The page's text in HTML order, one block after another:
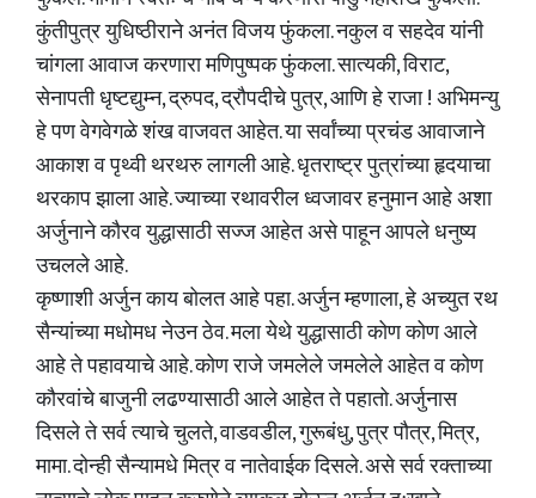
कुंतीपुत्र युधिष्ठीराने अनंत विजय फुंकला. नकुल व सहदेव यांनी
चांगला आवाज करणारा मणिपुष्पक फुंकला. सात्यकी, विराट,
सेनापती धृष्टद्युम्न, द्रुपद, द्रौपदीचे पुत्र, आणि हे राजा ! अभिमन्यु
हे पण वेगवेगळे शंख वाजवत आहेत. या सर्वांच्या प्रचंड आवाजाने
आकाश व पृथ्वी थरथरु लागली आहे. धृतराष्ट्र पुत्रांच्या हृदयाचा
थरकाप झाला आहे. ज्याच्या रथावरील ध्वजावर हनुमान आहे अशा
अर्जुनाने कौरव युद्धासाठी सज्ज आहेत असे पाहून आपले धनुष्य
उचलले आहे.
कृष्णाशी अर्जुन काय बोलत आहे पहा. अर्जुन म्हणाला, हे अच्युत रथ
सैन्यांच्या मधोमध नेउन ठेव. मला येथे युद्धासाठी कोण कोण आले
आहे ते पहावयाचे आहे. कोण राजे जमलेले जमलेले आहेत व कोण
कौरवांचे बाजुनी लढण्यासाठी आले आहेत ते पहातो. अर्जुनास
दिसले ते सर्व त्याचे चुलते, वाडवडील, गुरूबंधु, पुत्र पौत्र, मित्र,
मामा. दोन्ही सैन्यामधे मित्र व नातेवाईक दिसले. असे सर्व रक्ताच्या